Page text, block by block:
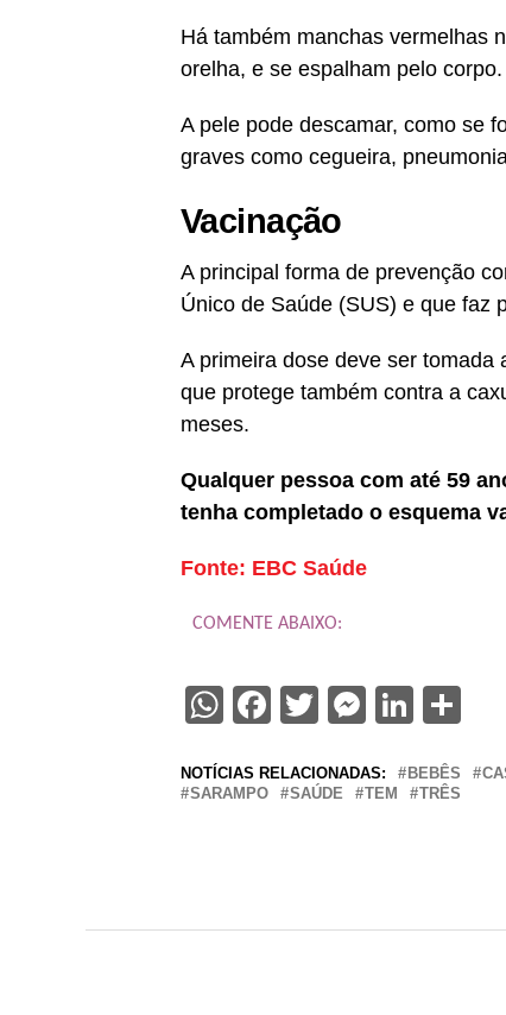
Há também manchas vermelhas
orelha, e se espalham pelo
A pele pode descamar, como se
graves como cegueira,
Vacinação
A principal forma de prevenção
Único de Saúde (SUS) e que faz
A primeira dose deve ser
que protege também contra a
meses.
Qualquer pessoa com até 59
tenha completado o esquema
Fonte: EBC Saúde
COMENTE ABAIXO:
WhatsApp
Facebook
Twitter
NOTÍCIAS RELACIONADAS: BEBÊS
SARAMPO
SAÚDE TEM TRÊS